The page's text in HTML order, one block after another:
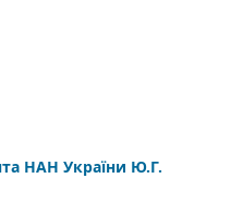
НАН України Ю.Г.